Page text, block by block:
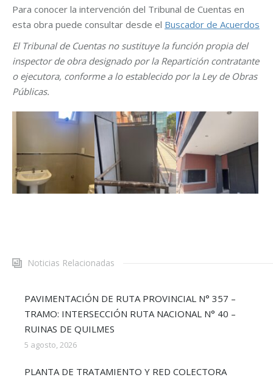
Para conocer la intervención del Tribunal de Cuentas en
esta obra puede consultar desde el Buscador de Acuerdos
El Tribunal de Cuentas no sustituye la función propia del
inspector de obra designado por la Repartición contratante
o ejecutora, conforme a lo establecido por la Ley de Obras
Públicas.
Noticias Relacionadas
PAVIMENTACIÓN DE RUTA PROVINCIAL N° 357 –
TRAMO: INTERSECCIÓN RUTA NACIONAL N° 40 –
RUINAS DE QUILMES
5 agosto, 2026
PLANTA DE TRATAMIENTO Y RED COLECTORA